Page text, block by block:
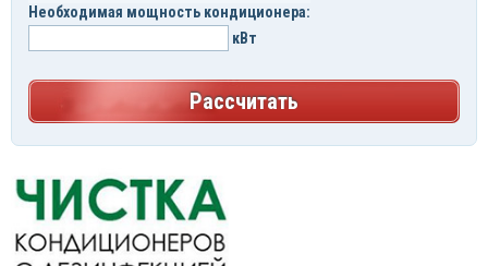
Необходимая мощность кондиционера:
кВт
Рассчитать